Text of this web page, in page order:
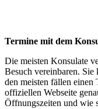
Termine mit dem
Die meisten Konsulate
Besuch vereinbaren.
den meisten fällen einen
offiziellen Webseite
Öffnungszeiten und wie